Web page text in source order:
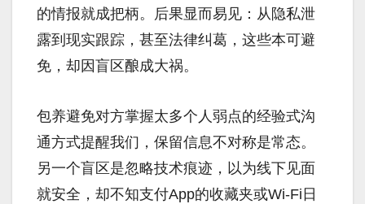
的情报就成把柄。后果显而易见：从隐私泄
露到现实跟踪，甚至法律纠葛，这些本可避
免，却因盲区酿成大祸。
包养避免对方掌握太多个人弱点的经验式沟
通方式提醒我们，保留信息不对称是常态。
另一个盲区是忽略技术痕迹，以为线下见面
就安全，却不知支付App的收藏夹或Wi-Fi日